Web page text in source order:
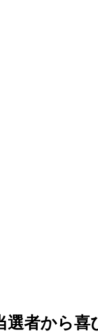
者から喜